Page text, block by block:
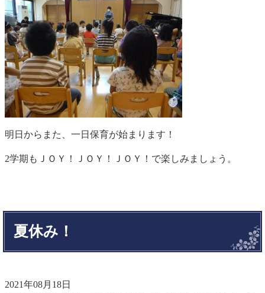
明日からまた、一日保育が始まります！
2学期もＪＯＹ！ＪＯＹ！ＪＯＹ！で楽しみましょう。
夏休み！
2021年08月18日